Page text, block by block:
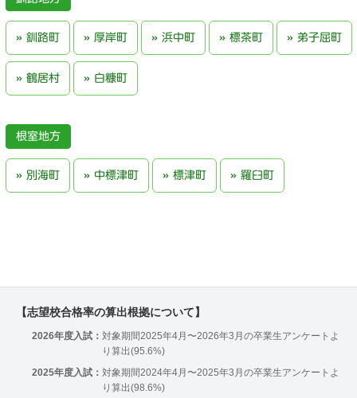
釧路町 厚岸町 浜中町 標茶町 弟子屈町
鶴居村 白糠町
根室地方
別海町 中標津町 標津町 羅臼町
【志望校合格率の算出根拠について】
2026年度入試： 対象期間2025年4月〜2026年3月の卒業生アンケートよ
り算出(95.6%)
2025年度入試： 対象期間2024年4月〜2025年3月の卒業生アンケートよ
り算出(98.6%)